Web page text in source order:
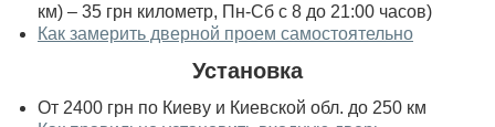
км) – 35 грн километр, Пн-Сб с 8 до 21:00 часов)
Как замерить дверной проем самостоятельно
Установка
От 2400 грн по Киеву и Киевской обл. до 250 км